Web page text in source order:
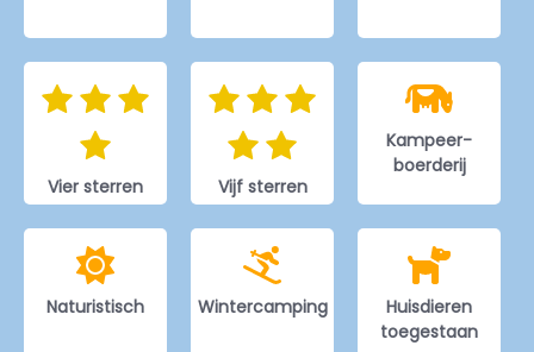
Vier sterren Vijf sterren
Kampeer-
boerderij
Naturistisch Wintercamping
Huisdieren
toegestaan